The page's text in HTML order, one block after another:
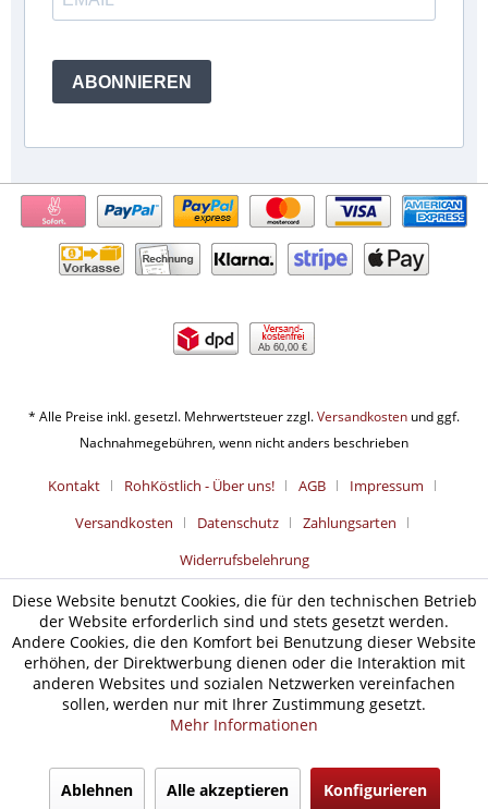
ABONNIEREN
Ab 60,00 €
* Alle Preise inkl. gesetzl. Mehrwertsteuer zzgl.Versandkosten und ggf.
Nachnahmegebühren, wenn nicht anders beschrieben
Kontakt RohKöstlich - Über uns! AGB
Impressum
Versandkosten
Datenschutz
Zahlungsarten
Widerrufsbelehrung
Diese Website benutzt Cookies, die für den technischen Betrieb
der Website erforderlich sind und stets gesetzt werden.
Andere Cookies, die den Komfort bei Benutzung dieser Website
erhöhen, der Direktwerbung dienen oder die Interaktion mit
anderen Websites und sozialen Netzwerken vereinfachen
sollen, werden nur mit Ihrer Zustimmung gesetzt.
Mehr Informationen
Ablehnen Alle akzeptieren Konfigurieren